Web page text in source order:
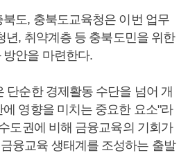
도, 충북도교육청은 이번 업무
년, 취약계층 등 충북도민을 위한
안을 마련한다.
단순한 경제활동 수단을 넘어 개
영향을 미치는 중요한 요소"라
도권에 비해 금융교육의 기회가
융교육 생태계를 조성하는 출발